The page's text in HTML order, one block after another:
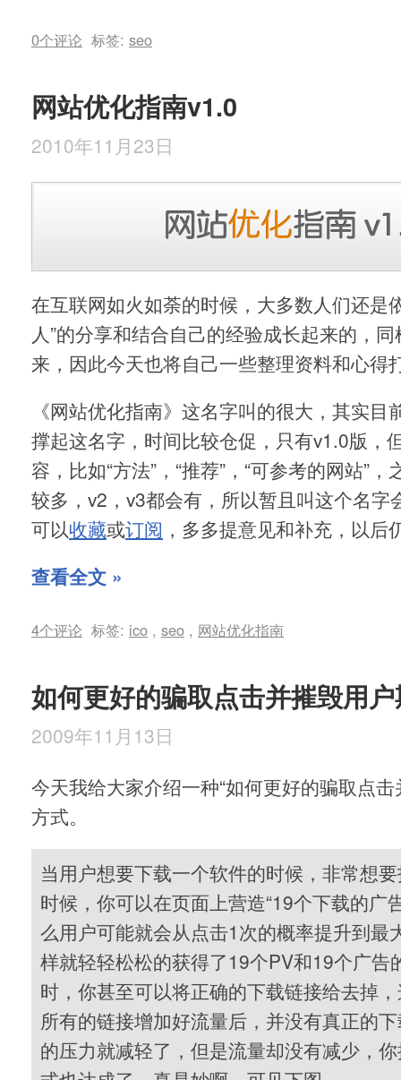
0个评论 标签: seo
网站优化指南v1.0
2010年11月23日
在互联网如火如荼的时候，大多数人们还是
人”的分享和结合自己的经验成长起来的，
来，因此今天也将自己一些整理资料和心得
《网站优化指南》这名字叫的很大，其实目
撑起这名字，时间比较仓促，只有v1.0版，
容，比如“方法”，“推荐”，“可参考的网站”
较多，v2，v3都会有，所以暂且叫这个名字
可以收藏或订阅 ，多多提意见和补充，以后
查看全文 »
4个评论 标签: ico , seo , 网站优化指南
如何更好的骗取点击并摧毁用
2009年11月13日
今天我给大家介绍一种“如何更好的骗取点
方式。
当用户想要下载一个软件的时候，非常想
时候，你可以在页面上营造“19个下载的广
么用户可能就会从点击1次的概率提升到最
样就轻轻松松的获得了19个PV和19个广告
时，你甚至可以将正确的下载链接给去掉
所有的链接增加好流量后，并没有真正的
的压力就减轻了，但是流量却没有减少，